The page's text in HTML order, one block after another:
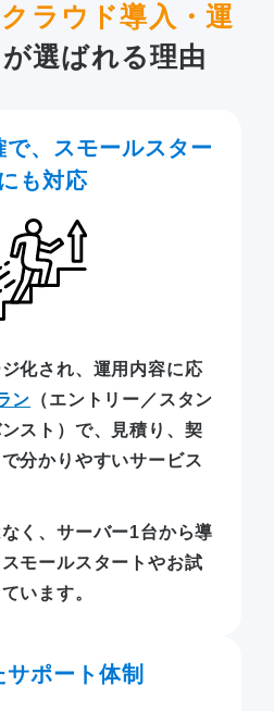
クラウド導入・運
が選ばれる理由
、スモールスター
にも対応
化され、運用内容に応
ン （エントリー／スタン
スト）で、見積り、契
分かりやすいサービス
く、サーバー1台から導
モールスタートやお試
います。
サポート体制